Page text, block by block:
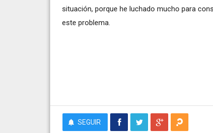
situación, porque he luchado mucho para
este problema.
SEGUIR